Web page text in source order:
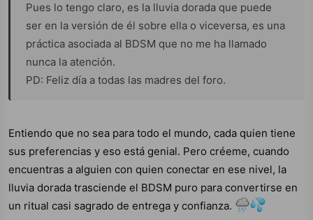
Pues lo tengo claro, es la lluvia dorada que puede
ser en la versión de él sobre ella o viceversa, es una
práctica asociada al BDSM que no me ha llamado
nunca la atención.
PD: Feliz día a todas las madres del foro.
Entiendo que no sea para todo el mundo, cada quien tiene
sus preferencias y eso está genial. Pero créeme, cuando
encuentras a alguien con quien conectar en ese nivel, la
lluvia dorada trasciende el BDSM puro para convertirse en
un ritual casi sagrado de entrega y confianza.